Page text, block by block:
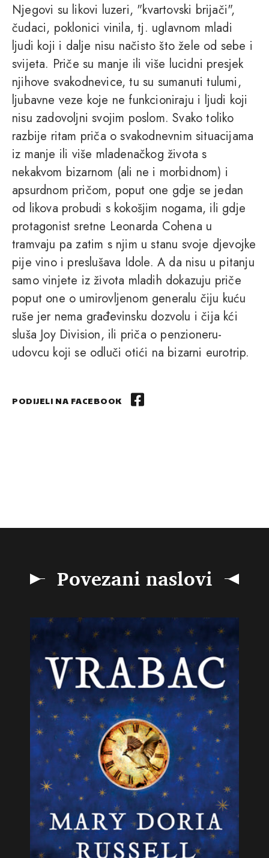
Njegovi su likovi luzeri, "kvartovski brijači",
čudaci, poklonici vinila, tj. uglavnom mladi
ljudi koji i dalje nisu načisto što žele od sebe i
svijeta. Priče su manje ili više lucidni presjek
njihove svakodnevice, tu su sumanuti tulumi,
ljubavne veze koje ne funkcioniraju i ljudi koji
nisu zadovoljni svojim poslom. Svako toliko
razbije ritam priča o svakodnevnim situacijama
iz manje ili više mladenačkog života s
nekakvom bizarnom (ali ne i morbidnom) i
apsurdnom pričom, poput one gdje se jedan
od likova probudi s kokošjim nogama, ili gdje
protagonist sretne Leonarda Cohena u
tramvaju pa zatim s njim u stanu svoje djevojke
pije vino i preslušava Idole. A da nisu u pitanju
samo vinjete iz života mladih dokazuju priče
poput one o umirovljenom generalu čiju kuću
ruše jer nema građevinsku dozvolu i čija kći
sluša Joy Division, ili priča o penzioneru-
udovcu koji se odluči otići na bizarni eurotrip.
PODIJELI NA FACEBOOK
Povezani naslovi